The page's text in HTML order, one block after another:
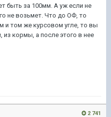
быть за 100мм. А уж если не
не возьмет. Что до ОФ, то
и том же курсовом угле, то вы
кормы, а после этого в нее
2 741